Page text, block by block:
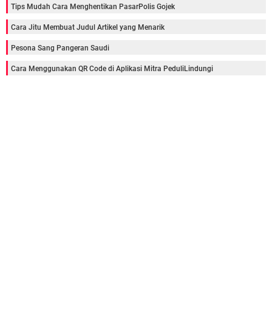
Tips Mudah Cara Menghentikan PasarPolis Gojek
Cara Jitu Membuat Judul Artikel yang Menarik
Pesona Sang Pangeran Saudi
Cara Menggunakan QR Code di Aplikasi Mitra PeduliLindungi